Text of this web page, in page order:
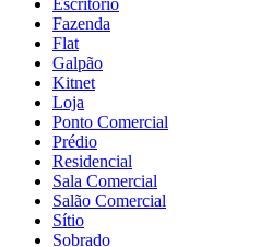
Fazenda
Flat
Galpão
Kitnet
Loja
Ponto Comercial
Prédio
Residencial
Sala Comercial
Salão Comercial
Sítio
Sobrado